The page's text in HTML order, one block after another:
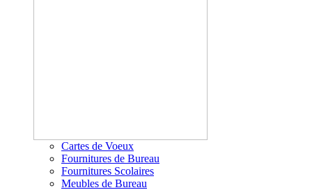
Cartes de Voeux
Fournitures de Bureau
Fournitures Scolaires
Meubles de Bureau